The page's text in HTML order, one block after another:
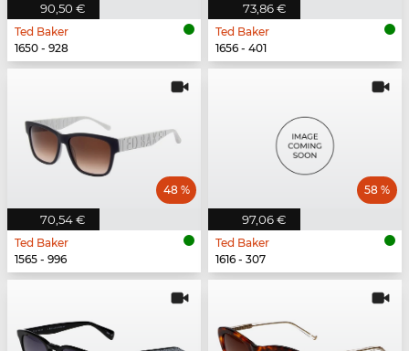
90,50 €
Ted Baker
1650 - 928
73,86 €
Ted Baker
1656 - 401
70,54 €
48 %
Ted Baker
1565 - 996
97,06 €
58 %
Ted Baker
1616 - 307